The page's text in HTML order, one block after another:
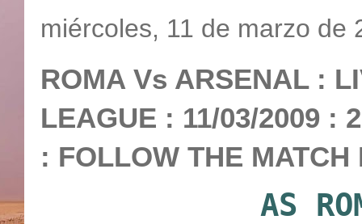
miércoles, 11 de marzo de
ROMA Vs ARSENAL :
LEAGUE : 11/03/2009 :
: FOLLOW THE MATCH
AS